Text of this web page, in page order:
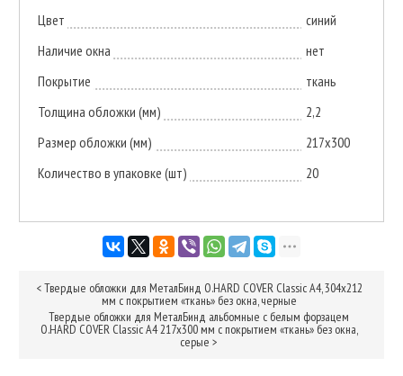
Цвет
синий
Наличие окна
нет
Покрытие
ткань
Толщина обложки (мм)
2,2
Размер обложки (мм)
217х300
Количество в упаковке (шт)
20
<Твердые обложки для МеталБинд O.HARD COVER Classic А4, 304x212
мм с покрытием «ткань» без окна, черные
Твердые обложки для МеталБинд альбомные с белым форзацем
O.HARD COVER Classic А4 217x300 мм с покрытием «ткань» без окна,
серые >